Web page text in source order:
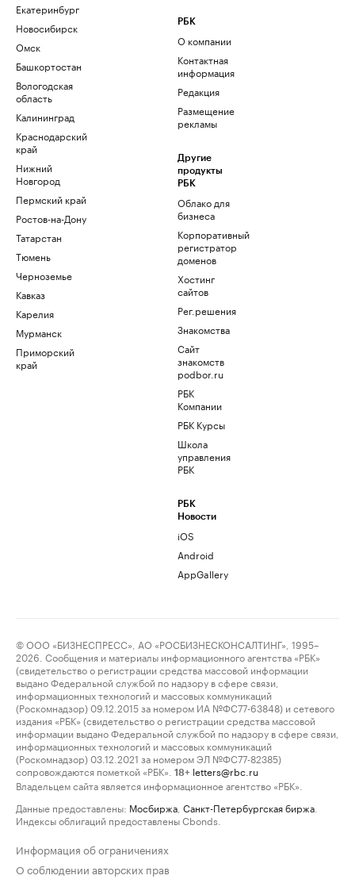
Екатеринбург
Новосибирск
Омск
Башкортостан
Вологодская
область
Калининград
Краснодарский
край
Нижний
Новгород
Пермский край
Ростов-на-Дону
Татарстан
Тюмень
Черноземье
Кавказ
Карелия
Мурманск
Приморский
край
РБК
О компании
Контактная
информация
Редакция
Размещение
рекламы
Другие
продукты
РБК
Облако для
бизнеса
Корпоративный
регистратор
доменов
Хостинг
сайтов
Рег.решения
Знакомства
Сайт
знакомств
podbor.ru
РБК
Компании
РБК Курсы
Школа
управления
РБК
РБК
Новости
iOS
Android
AppGallery
© ООО «БИЗНЕСПРЕСС», АО «РОСБИЗНЕСКОНСАЛТИНГ», 1995–
2026. Сообщения и материалы информационного агентства «РБК»
(свидетельство о регистрации средства массовой информации
выдано Федеральной службой по надзору в сфере связи,
информационных технологий и массовых коммуникаций
(Роскомнадзор) 09.12.2015 за номером ИА №ФС77-63848) и сетевого
издания «РБК» (свидетельство о регистрации средства массовой
информации выдано Федеральной службой по надзору в сфере связи,
информационных технологий и массовых коммуникаций
(Роскомнадзор) 03.12.2021 за номером ЭЛ №ФС77-82385)
сопровождаются пометкой «РБК».
18+ letters@rbc.ru
Владельцем сайта является информационное агентство «РБК».
Данные предоставлены: Мосбиржа Санкт-Петербургская биржа
Индексы облигаций предоставлены Cbonds.
Информация об ограничениях
О соблюдении авторских прав